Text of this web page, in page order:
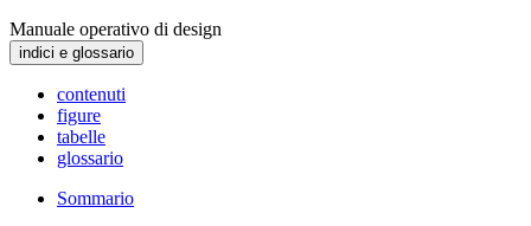
Manuale operativo di design
indici e glossario
contenuti
figure
tabelle
glossario
Sommario